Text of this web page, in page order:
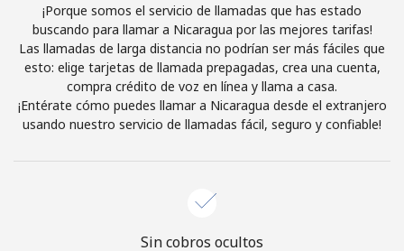
¡Hola!
Inicia sesión o REGÍSTRATE →
¡Porque somos el servicio de llamadas que has estado
buscando para llamar a Nicaragua por las mejores tarifas!
Las llamadas de larga distancia no podrían ser más fáciles que
esto: elige tarjetas de llamada prepagadas, crea una cuenta,
compra crédito de voz en línea y llama a casa.
¡Entérate cómo puedes llamar a Nicaragua desde el extranjero
usando nuestro servicio de llamadas fácil, seguro y confiable!
Sin cobros ocultos